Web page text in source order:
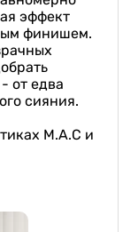
эффект
финишем.
от едва
сияния.
M.A.C и